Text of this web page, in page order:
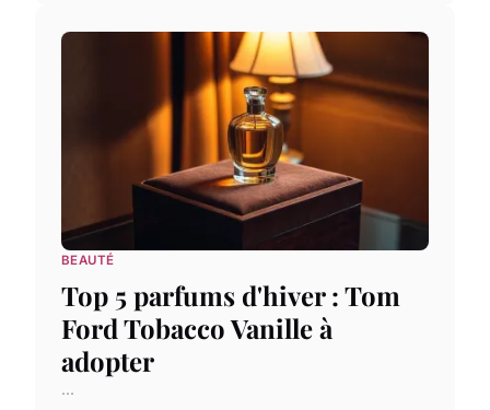
BEAUTÉ
Top 5 parfums d'hiver : Tom
Ford Tobacco Vanille à
adopter
...